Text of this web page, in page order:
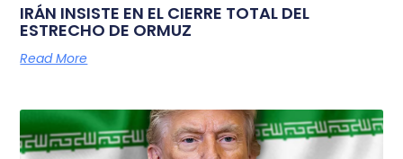
IRÁN INSISTE EN EL CIERRE TOTAL DEL
ESTRECHO DE ORMUZ
Read More